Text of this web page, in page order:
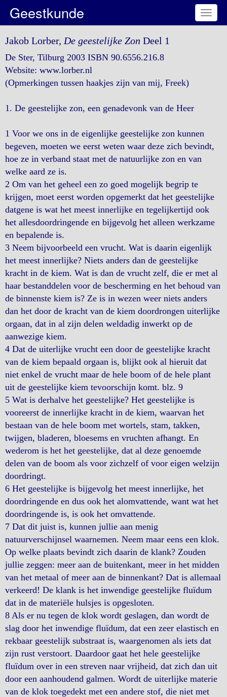
Toggle
Geestkunde
Jakob Lorber, De geestelijke Zon Deel 1
De Ster, Tilburg 2003 ISBN 90.6556.216.8
Website: www.lorber.nl
(Opmerkingen tussen haakjes zijn van mij, Freek)
1. De geestelijke zon, een genadevonk van de Heer
1 Voor we ons in de eigenlijke geestelijke zon kunnen
begeven, moeten we eerst weten waar deze zich bevindt,
hoe ze in verband staat met de natuurlijke zon en van
welke aard ze is.
2 Om van het geheel een zo goed mogelijk begrip te
krijgen, moet eerst worden opgemerkt dat het geestelijke
datgene is wat het meest innerlijke en tegelijkertijd ook
het allesdoordringende en bijgevolg het alleen werkzame
en bepalende is.
3 Neem bijvoorbeeld een vrucht. Wat is daarin eigenlijk
het meest innerlijke? Niets anders dan de geestelijke
kracht in de kiem. Wat is dan de vrucht zelf, die er met al
haar bestanddelen voor de bescherming en het behoud van
de binnenste kiem is? Ze is in wezen weer niets anders
dan het door de kracht van de kiem doordrongen uiterlijke
orgaan, dat in al zijn delen weldadig inwerkt op de
aanwezige kiem.
4 Dat de uiterlijke vrucht een door de geestelijke kracht
van de kiem bepaald orgaan is, blijkt ook al hieruit dat
niet enkel de vrucht maar de hele boom of de hele plant
uit de geestelijke kiem tevoorschijn komt. blz. 9
5 Wat is derhalve het geestelijke? Het geestelijke is
vooreerst de innerlijke kracht in de kiem, waarvan het
bestaan van de hele boom met wortels, stam, takken,
twijgen, bladeren, bloesems en vruchten afhangt. En
wederom is het het geestelijke, dat al deze genoemde
delen van de boom als voor zichzelf of voor eigen welzijn
doordringt.
6 Het geestelijke is bijgevolg het meest innerlijke, het
doordringende en dus ook het alomvattende, want wat het
doordringende is, is ook het omvattende.
7 Dat dit juist is, kunnen jullie aan menig
natuurverschijnsel waarnemen. Neem maar eens een klok.
Op welke plaats bevindt zich daarin de klank? Zouden
jullie zeggen: meer aan de buitenkant, meer in het midden
van het metaal of meer aan de binnenkant? Dat is allemaal
verkeerd! De klank is het inwendige geestelijke fluïdum
dat in de materiële hulsjes is opgesloten.
8 Als er nu tegen de klok wordt geslagen, dan wordt de
slag door het inwendige fluïdum, dat een zeer elastisch en
rekbaar geestelijk substraat is, waargenomen als iets dat
zijn rust verstoort. Daardoor gaat het hele geestelijke
fluïdum over in een streven naar vrijheid, dat zich dan uit
door een aanhoudend galmen. Wordt de uiterlijke materie
van de klok toegedekt met een andere stof, die niet met